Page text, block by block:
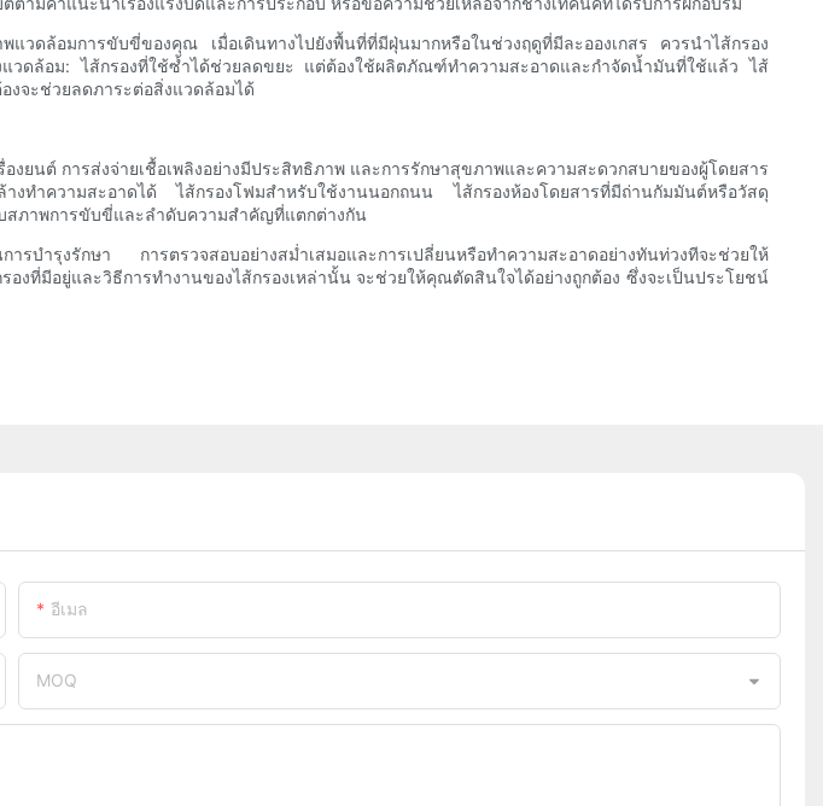
แวดล้อมการขับขี่ของคุณ เมื่อเดินทางไปยังพื้นที่ที่มีฝุ่นมากหรือในช่วงฤดูที่มีละอองเกสร ควรนำไส้กรอง
วดล้อม: ไส้กรองที่ใช้ซ้ำได้ช่วยลดขยะ แต่ต้องใช้ผลิตภัณฑ์ทำความสะอาดและกำจัดน้ำมันที่ใช้แล้ว ไส้
งจะช่วยลดภาระต่อสิ่งแวดล้อมได้
นต์ การส่งจ่ายเชื้อเพลิงอย่างมีประสิทธิภาพ และการรักษาสุขภาพและความสะดวกสบายของผู้โดยสาร
งทำความสะอาดได้ ไส้กรองโฟมสำหรับใช้งานนอกถนน ไส้กรองห้องโดยสารที่มีถ่านกัมมันต์หรือวัสดุ
บสภาพการขับขี่และลำดับความสำคัญที่แตกต่างกัน
ำรุงรักษา การตรวจสอบอย่างสม่ำเสมอและการเปลี่ยนหรือทำความสะอาดอย่างทันท่วงทีจะช่วยให้
ที่มีอยู่และวิธีการทำงานของไส้กรองเหล่านั้น จะช่วยให้คุณตัดสินใจได้อย่างถูกต้อง ซึ่งจะเป็นประโยชน์
อีเมล
MOQ